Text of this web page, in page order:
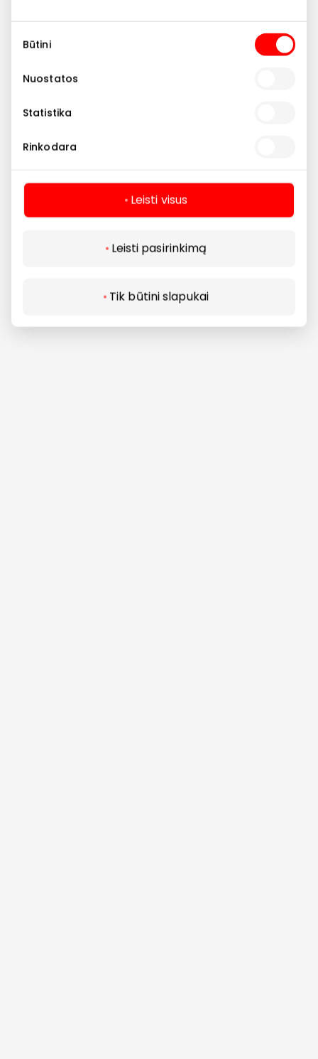
pasirinkimas
Būtini
Nuostatos
Statistika
Rinkodara
Leisti visus
Leisti pasirinkimą
Tik būtini slapukai
Visi restoranai